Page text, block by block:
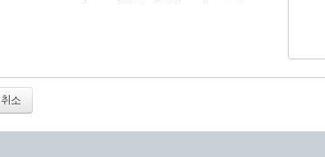
8. 기타 회사가 정한 제반 사항을 위반하며 신청하는 경우
취소